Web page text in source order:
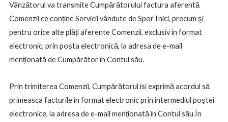
Vânzătorul va transmite Cumpărătorului factura aferentă
Comenzii ce conține Servicii vândute de SporTnici, precum şi
pentru orice alte plăți aferente Comenzii, exclusiv în format
electronic, prin poșta electronică, la adresa de e-mail
menționată de Cumpărător în Contul său.
Prin trimiterea Comenzii, Cumpărătorul isi exprimă acordul să
primeasca facturile in format electronic prin intermediul poștei
electronice, la adresa de e-mail menționată în Contul său.În